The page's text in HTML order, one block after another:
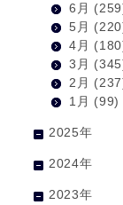
6月
5月
4月
3月
2月
1月 (99)
2025年
2024年
2023年